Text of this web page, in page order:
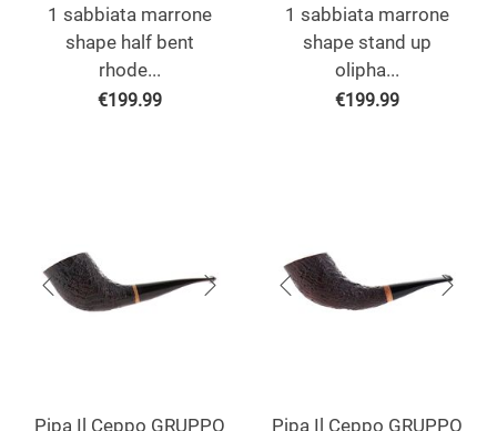
1 sabbiata marrone
shape half bent
rhode...
€199.99
1 sabbiata marrone
shape stand up
olipha...
€199.99
Pipa Il Ceppo GRUPPO
Pipa Il Ceppo GRUPPO